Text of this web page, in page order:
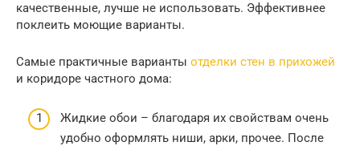
качественные, лучше не использовать. Эффективнее
поклеить моющие варианты.
Самые практичные варианты отделки стен в прихожей
и коридоре частного дома:
Жидкие обои – благодаря их свойствам очень
удобно оформлять ниши, арки, прочее. После